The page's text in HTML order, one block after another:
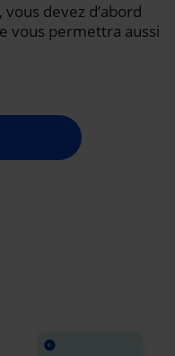
devez d’abord
vous permettra aussi